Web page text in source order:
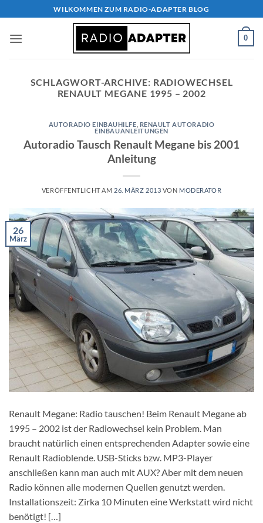
Inhalt
springen
WILKOMMEN ZUM RADIO-ADAPTER BLOG
0
SCHLAGWORT-ARCHIVE: RADIOWECHSEL
RENAULT MEGANE 1995 – 2002
AUTORADIO EINBAUHILFE RENAULT AUTORADIO
EINBAUANLEITUNGEN
Autoradio Tausch Renault Megane bis 2001
Anleitung
VERÖFFENTLICHT AM 26. MÄRZ 2013 VON MODERATOR
26
März
Renault Megane: Radio tauschen! Beim Renault Megane ab
1995 – 2002 ist der Radiowechsel kein Problem. Man
braucht natürlich einen entsprechenden Adapter sowie eine
Renault Radioblende. USB-Sticks bzw. MP3-Player
anschließen kann man auch mit AUX? Aber mit dem neuen
Radio können alle modernen Quellen genutzt werden.
Installationszeit: Zirka 10 Minuten eine Werkstatt wird nicht
benötigt! […]